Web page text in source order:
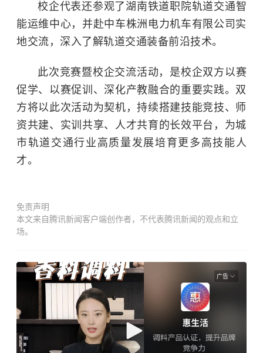
校企代表还参观了湖南铁道职院轨道交通智
能运维中心，并赴中车株洲电力机车有限公司实
地交流，深入了解轨道交通装备前沿技术。
此次竞赛暨校企交流活动，是校企双方以赛
促学、以赛促训、深化产教融合的重要实践。双
方将以此次活动为契机，持续搭建技能竞技、师
资共建、实训共享、人才共育的长效平台，为城
市轨道交通行业高质量发展培育更多高技能人
才。
免责声明
本文来自腾讯新闻客户端创作者，不代表腾讯新闻的观点和立
场。
广告